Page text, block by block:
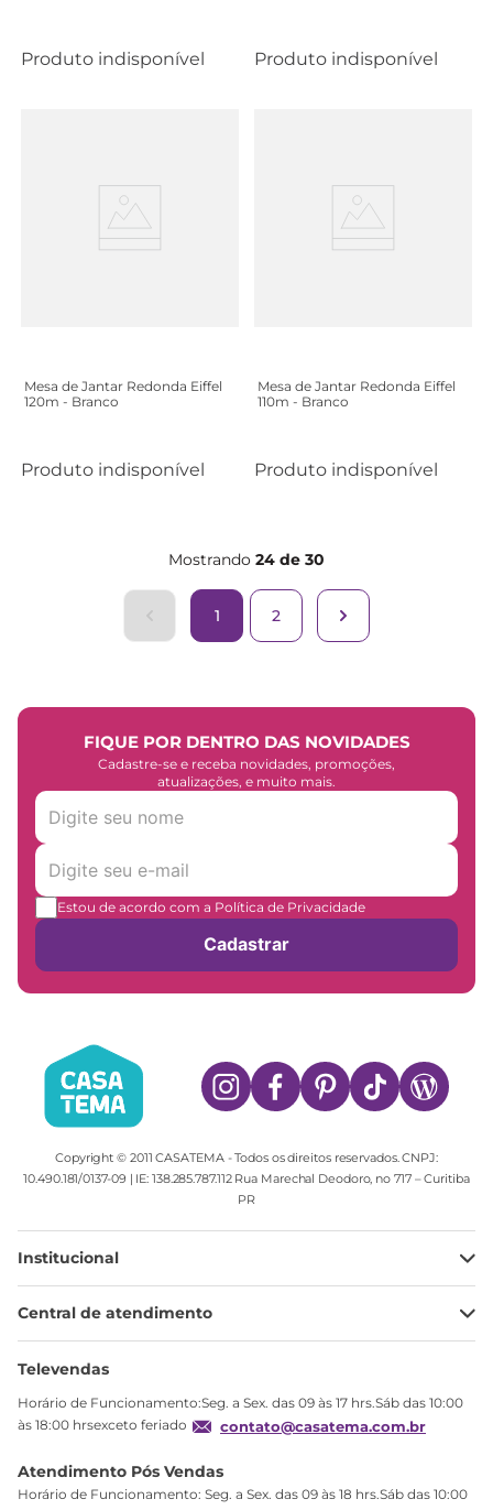
Produto indisponível Produto indisponível
Mesa de Jantar Redonda Eiffel
120m - Branco
Produto indisponível
Mesa de Jantar Redonda Eiffel
110m - Branco
Produto indisponível
Mostrando 24 de 30
1 2
FIQUE POR DENTRO DAS NOVIDADES
Cadastre-se e receba novidades, promoções,
atualizações, e muito mais.
Estou de acordo com a Política de Privacidade
Cadastrar
Copyright © 2011 CASATEMA - Todos os direitos reservados. CNPJ:
10.490.181/0137-09 | IE: 138.285.787.112 Rua Marechal Deodoro, no 717 – Curitiba
PR
Institucional
Minha Conta
Meus pedidos
Troca
Central de atendimento
Ajuda
Televendas
Horário de Funcionamento:Seg. a Sex. das 09 às 17 hrs.Sáb das 10:00
às 18:00 hrsexceto feriado
contato@casatema.com.br
Atendimento Pós Vendas
Horário de Funcionamento: Seg. a Sex. das 09 às 18 hrs.Sáb das 10:00